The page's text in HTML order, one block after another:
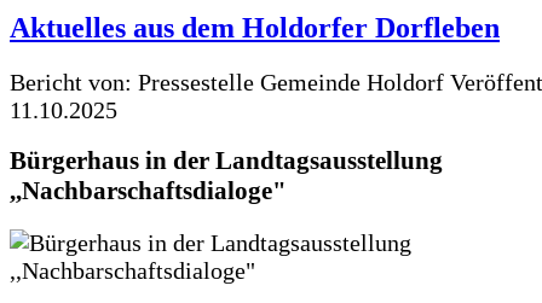
Aktuelles aus dem Holdorfer Dorfleben
Bericht von: Pressestelle Gemeinde Holdorf
11.10.2025
Bürgerhaus in der Landtagsausstellung
,,Nachbarschaftsdialoge"